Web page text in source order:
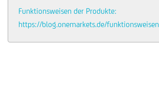
Funktionsweisen der Produkte:
https://blog.onemarkets.de/funktionsweisen